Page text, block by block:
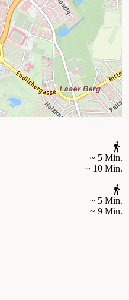
~ 5 Min.
~ 10 Min.
~ 5 Min.
~ 9 Min.